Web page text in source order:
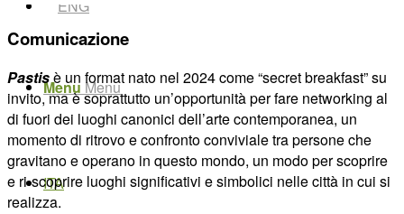
Menu Menu
ITA
Comunicazione
Pastisè un format nato nel 2024 come “secret breakfast” su
invito, ma è soprattutto un’opportunità per fare networking al
di fuori dei luoghi canonici dell’arte contemporanea, un
momento di ritrovo e confronto conviviale tra persone che
gravitano e operano in questo mondo, un modo per scoprire
e ri-scoprire luoghi significativi e simbolici nelle città in cui si
realizza.